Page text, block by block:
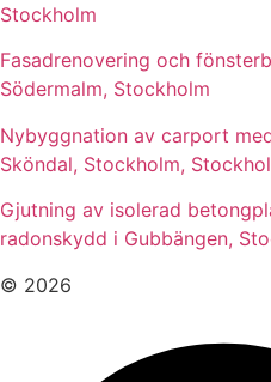
Stockholm
Fasadrenovering och
Södermalm, Stockholm
Nybyggnation av carport
Sköndal, Stockholm,
Gjutning av isolerad
radonskydd i Gubbängen,
© 2026